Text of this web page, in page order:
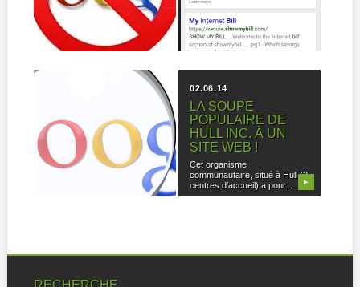
PAS INDEXÉ PAR
GOOGLE
Tout d’abord, il faut que votre
▶
Aujourd’hui, il existe de
différentes façons d’accéder à
Internet. Comme la...
PÉNALISÉ LES
SITES NON
ADAPTÉS POUR
MOBILE?
plusieurs internautes préfèrent
▶
02.06.14
LA SOUPE
POPULAIRE DE
HULL INC. À UN
SITE WEB !
Cet organisme
communautaire, situé à Hull (2
centres d’accueil) a pour...
▶